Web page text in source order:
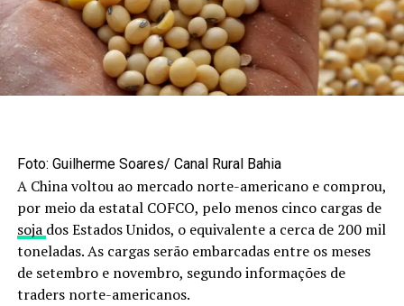
Foto: Guilherme Soares/ Canal Rural Bahia
A China voltou ao mercado norte-americano e comprou,
por meio da estatal COFCO, pelo menos cinco cargas de
soja dos Estados Unidos, o equivalente a cerca de 200 mil
toneladas. As cargas serão embarcadas entre os meses
de setembro e novembro, segundo informações de
traders norte-americanos.